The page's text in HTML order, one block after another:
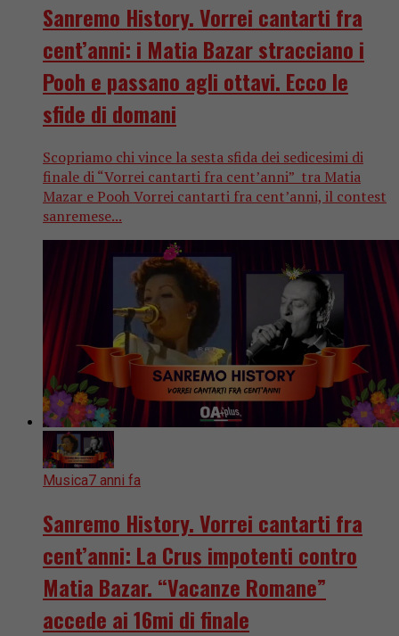
Sanremo History. Vorrei cantarti fra
cent’anni: i Matia Bazar stracciano i
Pooh e passano agli ottavi. Ecco le
sfide di domani
Scopriamo chi vince la sesta sfida dei sedicesimi di
finale di “Vorrei cantarti fra cent’anni” tra Matia
Mazar e Pooh Vorrei cantarti fra cent’anni, il contest
sanremese...
Musica7 anni fa
Sanremo History. Vorrei cantarti fra
cent’anni: La Crus impotenti contro
Matia Bazar. “Vacanze Romane”
accede ai 16mi di finale